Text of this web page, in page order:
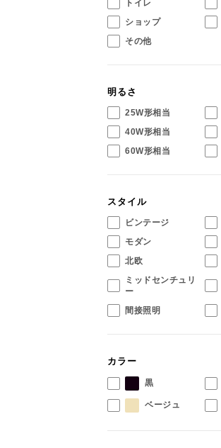
トイレ
ショップ
その他
明るさ
25W形相当
40W形相当
60W形相当
スタイル
ビンテージ
モダン
北欧
ミッドセンチュリ
ー
間接照明
カラー
黒
ベージュ